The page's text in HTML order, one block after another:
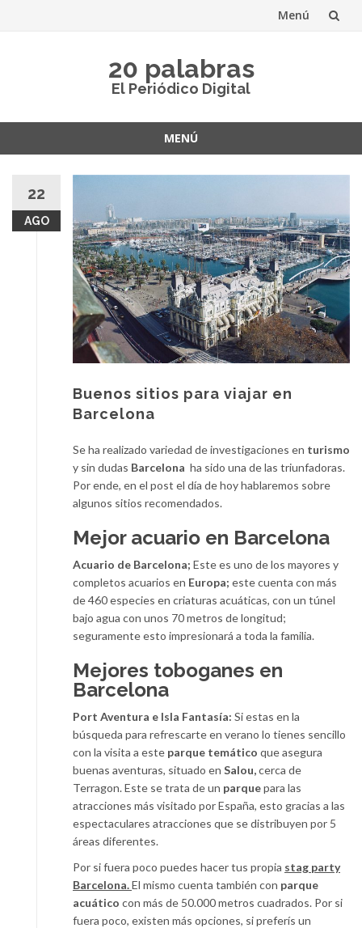
Menú
20 palabras
El Periódico Digital
MENÚ
contenido
22
AGO
Buenos sitios para viajar en
Barcelona
Se ha realizado variedad de investigaciones en turismo
y sin dudas Barcelona ha sido una de las triunfadoras.
Por ende, en el post el día de hoy hablaremos sobre
algunos sitios recomendados.
Mejor acuario en Barcelona
Acuario de Barcelona; Este es uno de los mayores y
completos acuarios en Europa; este cuenta con más
de 460 especies en criaturas acuáticas, con un túnel
bajo agua con unos 70 metros de longitud;
seguramente esto impresionará a toda la familia.
Mejores toboganes en
Barcelona
Port Aventura e Isla Fantasía: Si estas en la
búsqueda para refrescarte en verano lo tienes sencillo
con la visita a este parque temático que asegura
buenas aventuras, situado en Salou,cerca de
Terragon. Este se trata de un parquepara las
atracciones más visitado por España, esto gracias a las
espectaculares atracciones que se distribuyen por 5
áreas diferentes.
Por si fuera poco puedes hacer tus propia stag party
Barcelona.El mismo cuenta también con parque
acuático con más de 50.000 metros cuadrados. Por si
fuera poco, existen más opciones, si preferís un